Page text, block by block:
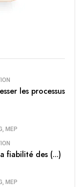
les processus
MEP
fiabilité des (...)
MEP